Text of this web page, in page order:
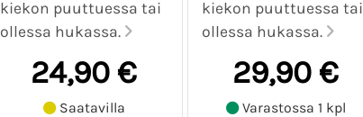
kiekon puuttuessa tai
ollessa hukassa.
24,90 €
Saatavilla
kiekon puuttuessa tai
ollessa hukassa.
29,90 €
Varastossa 1 kpl